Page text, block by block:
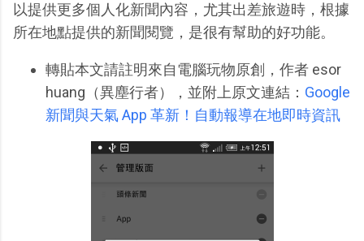
以提供更多個人化新聞內容，尤其出差旅遊時，根據
所在地點提供的新聞閱覽，是很有幫助的好功能。
轉貼本文請註明來自電腦玩物原創，作者 esor
huang（異塵行者），並附上原文連結： Google
新聞與天氣 App 革新！自動報導在地即時資訊